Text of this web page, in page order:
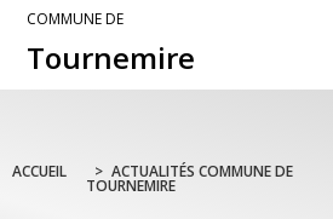
COMMUNE DE
Tournemire
ACCUEIL > ACTUALITÉS COMMUNE DE
TOURNEMIRE